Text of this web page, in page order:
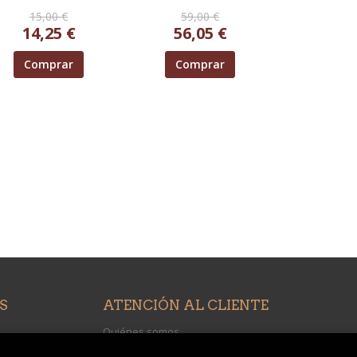
15,00 €
14,25 €
Comprar
59,00 €
56,05 €
Comprar
ATENCIÓN AL CLIENTE
Quiénes somos